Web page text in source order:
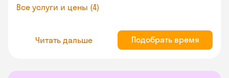
Все услуги и цены (4)
Читать дальше Подобрать время